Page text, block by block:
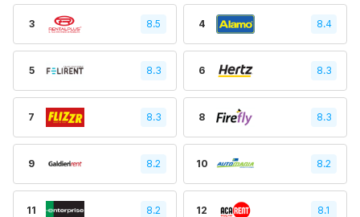
3 8.5 4 8.4
5 8.3 6 8.3
7 8.3 8 8.3
9 8.2 10 8.2
11 8.2 12 8.1